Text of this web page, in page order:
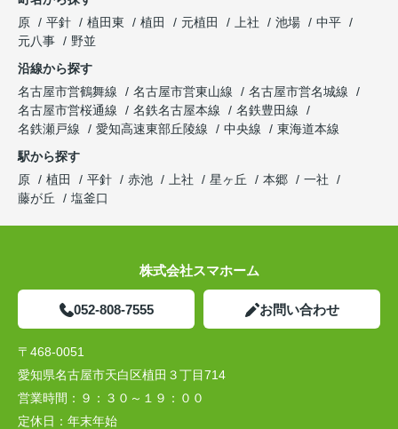
原
平針 植田東 植田 元植田 上社 池場
中平
元八事
野並
沿線から探す
名古屋市営鶴舞線
名古屋市営東山線
名古屋市営名城線
名古屋市営桜通線
名鉄名古屋本線
名鉄豊田線
名鉄瀬戸線
愛知高速東部丘陵線 中央線
東海道本線
駅から探す
原
植田 平針 赤池 上社 星ヶ丘 本郷
一社
藤が丘
塩釜口
株式会社スマホーム
052-808-7555 お問い合わせ
〒468-0051
愛知県名古屋市天白区植田３丁目714
営業時間： ９：３０～１９：００
定休日： 年末年始